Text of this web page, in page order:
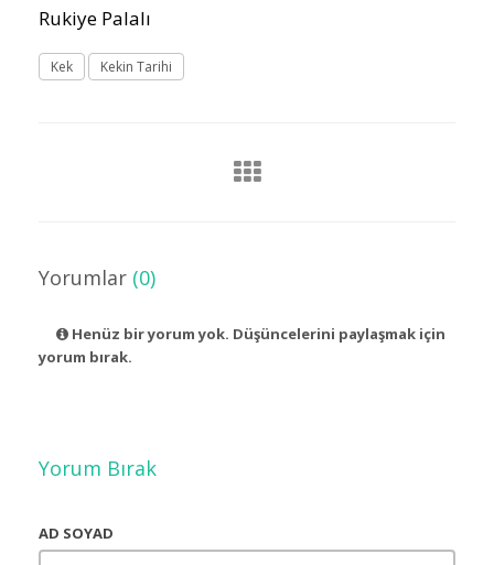
Rukiye Palalı
Kek Kekin Tarihi
Yorumlar (0)
Henüz bir yorum yok. Düşüncelerini paylaşmak için
yorum bırak.
Yorum Bırak
AD SOYAD